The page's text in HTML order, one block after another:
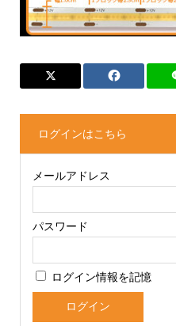
ログインはこちら
メールアドレス
パスワード
ログイン情報を記憶